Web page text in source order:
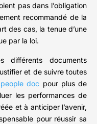
pas dans l’obligation
recommandé de la
des cas, la tenue d’une
par la loi.
différents documents
et de suivre toutes
doc pour plus de
les performances de
et à anticiper l’avenir,
pour réussir sa